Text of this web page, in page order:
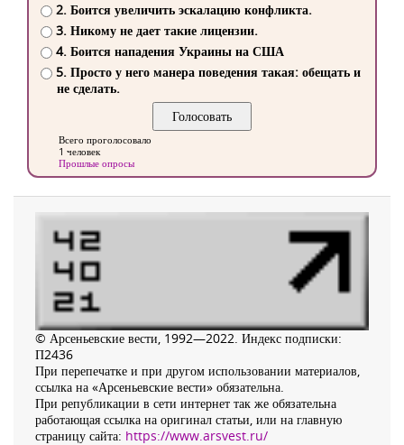
2. Боится увеличить эскалацию конфликта.
3. Никому не дает такие лицензии.
4. Боится нападения Украины на США
5. Просто у него манера поведения такая: обещать и
не сделать.
Всего проголосовало
1 человек
Прошлые опросы
© Арсеньевские вести, 1992—2022. Индекс подписки:
П2436
При перепечатке и при другом использовании материалов,
ссылка на «Арсеньевские вести» обязательна.
При републикации в сети интернет так же обязательна
работающая ссылка на оригинал статьи, или на главную
страницу сайта: https://www.arsvest.ru/